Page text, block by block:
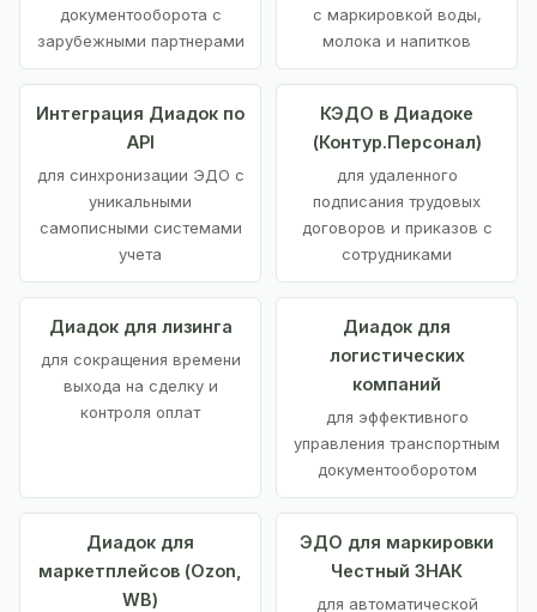
документооборота с
зарубежными партнерами
с маркировкой воды,
молока и напитков
Интеграция Диадок по
API
для синхронизации ЭДО с
уникальными
самописными системами
учета
КЭДО в Диадоке
(Контур.Персонал)
для удаленного
подписания трудовых
договоров и приказов с
сотрудниками
Диадок для лизинга
для сокращения времени
выхода на сделку и
контроля оплат
Диадок для
логистических
компаний
для эффективного
управления транспортным
документооборотом
Диадок для
маркетплейсов (Ozon,
WB)
ЭДО для маркировки
Честный ЗНАК
для автоматической